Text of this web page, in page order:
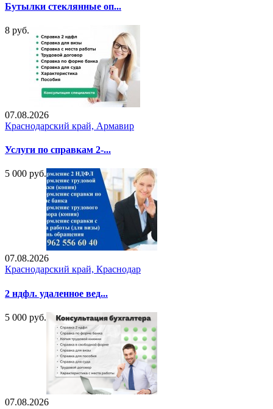
Бутылки стеклянные оп...
8 руб.
07.08.2026
Краснодарский край, Армавир
Услуги по справкам 2-...
5 000 руб.
07.08.2026
Краснодарский край, Краснодар
2 ндфл. удаленное вед...
5 000 руб.
07.08.2026